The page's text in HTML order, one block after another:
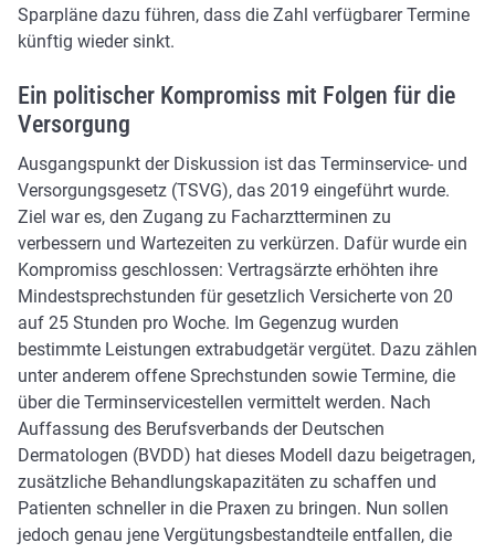
Sparpläne dazu führen, dass die Zahl verfügbarer Termine
künftig wieder sinkt.
Ein politischer Kompromiss mit Folgen für die
Versorgung
Ausgangspunkt der Diskussion ist das Terminservice- und
Versorgungsgesetz (TSVG), das 2019 eingeführt wurde.
Ziel war es, den Zugang zu Facharztterminen zu
verbessern und Wartezeiten zu verkürzen. Dafür wurde ein
Kompromiss geschlossen: Vertragsärzte erhöhten ihre
Mindestsprechstunden für gesetzlich Versicherte von 20
auf 25 Stunden pro Woche. Im Gegenzug wurden
bestimmte Leistungen extrabudgetär vergütet. Dazu zählen
unter anderem offene Sprechstunden sowie Termine, die
über die Terminservicestellen vermittelt werden. Nach
Auffassung des Berufsverbands der Deutschen
Dermatologen (BVDD) hat dieses Modell dazu beigetragen,
zusätzliche Behandlungskapazitäten zu schaffen und
Patienten schneller in die Praxen zu bringen. Nun sollen
jedoch genau jene Vergütungsbestandteile entfallen, die